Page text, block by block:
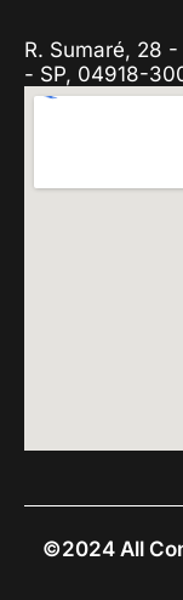
R. Sumaré, 28
- SP, 04918-
©2024 All